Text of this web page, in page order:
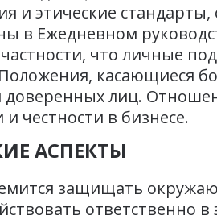
и этические
в Ежедневном
что личные
Положения, касающиеся
доверенных лиц.
честности в бизнесе.
АСПЕКТЫ
защищать
ответственно